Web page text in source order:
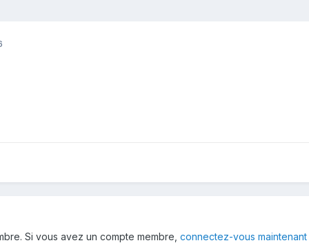
Si vous avez un compte membre, connectez-vous maintenant